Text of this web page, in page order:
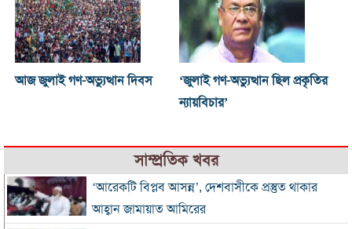
আজ জুলাই গণ-অভ্যুত্থান দিবস
‘জুলাই গণ-অভ্যুত্থান ছিল প্রকৃতির
ন্যায়বিচার’
সাম্প্রতিক খবর
‘আরেকটি বিপ্লব আসন্ন’, দেশবাসীকে প্রস্তুত থাকার
আহ্বান জামায়াত আমিরের